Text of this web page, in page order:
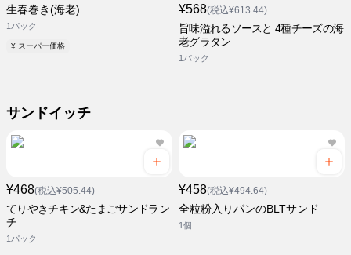
生春巻き(海老)
1パック
¥ スーパー価格
¥568(税込¥613.44)
旨味溢れるソースと 4種チーズの海
老グラタン
1パック
サンドイッチ
¥468(税込¥505.44)
てりやきチキン&たまごサンドラン
チ
1パック
¥458(税込¥494.64)
全粒粉入りパンのBLTサンド
1個